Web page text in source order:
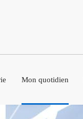
Mon quotidien